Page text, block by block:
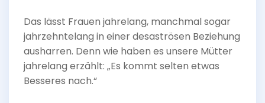
Das lässt Frauen jahrelang, manchmal sogar
jahrzehntelang in einer desaströsen Beziehung
ausharren. Denn wie haben es unsere Mütter
jahrelang erzählt: „Es kommt selten etwas
Besseres nach.“